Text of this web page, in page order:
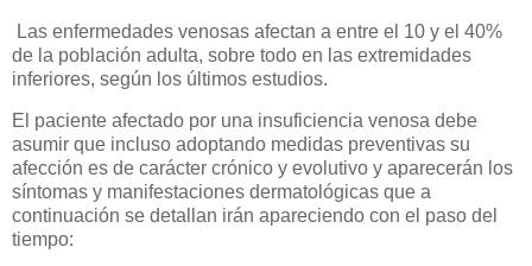
Las enfermedades venosas afectan a entre el 10 y el 40%
de la población adulta, sobre todo en las extremidades
inferiores, según los últimos estudios.
El paciente afectado por una insuficiencia venosa debe
asumir que incluso adoptando medidas preventivas su
afección es de carácter crónico y evolutivo y aparecerán los
síntomas y manifestaciones dermatológicas que a
continuación se detallan irán apareciendo con el paso del
tiempo: